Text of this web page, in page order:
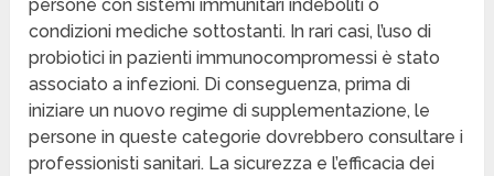
persone con sistemi immunitari indeboliti o
condizioni mediche sottostanti. In rari casi, l’uso di
probiotici in pazienti immunocompromessi è stato
associato a infezioni. Di conseguenza, prima di
iniziare un nuovo regime di supplementazione, le
persone in queste categorie dovrebbero consultare i
professionisti sanitari. La sicurezza e l’efficacia dei